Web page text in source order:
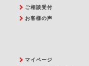
ご相談受付
お客様の声
マイページ